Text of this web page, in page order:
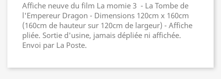
Affiche neuve du film La momie 3 - La Tombe de
l'Empereur Dragon - Dimensions 120cm x 160cm
(160cm de hauteur sur 120cm de largeur) - Affiche
pliée. Sortie d'usine, jamais dépliée ni affichée.
Envoi par La Poste.